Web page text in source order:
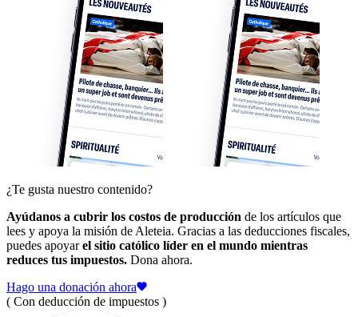
¿Te gusta nuestro contenido?
Ayúdanos a cubrir los costos de producción de los artículos que
lees y apoya la misión de Aleteia. Gracias a las deducciones fiscales,
puedes apoyarel sitio católico líder en el mundo mientras
reduces tus impuestos. Dona ahora.
Hago una donación ahora
( Con deducción de impuestos )